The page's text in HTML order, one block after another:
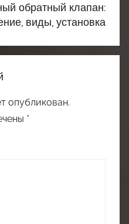
обратный клапан:
виды, установка
опубликован.
*